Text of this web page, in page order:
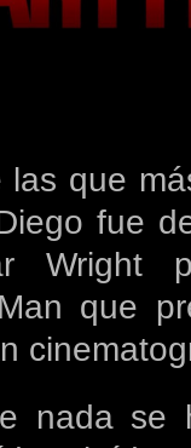
que
fue
Wright
que
nada